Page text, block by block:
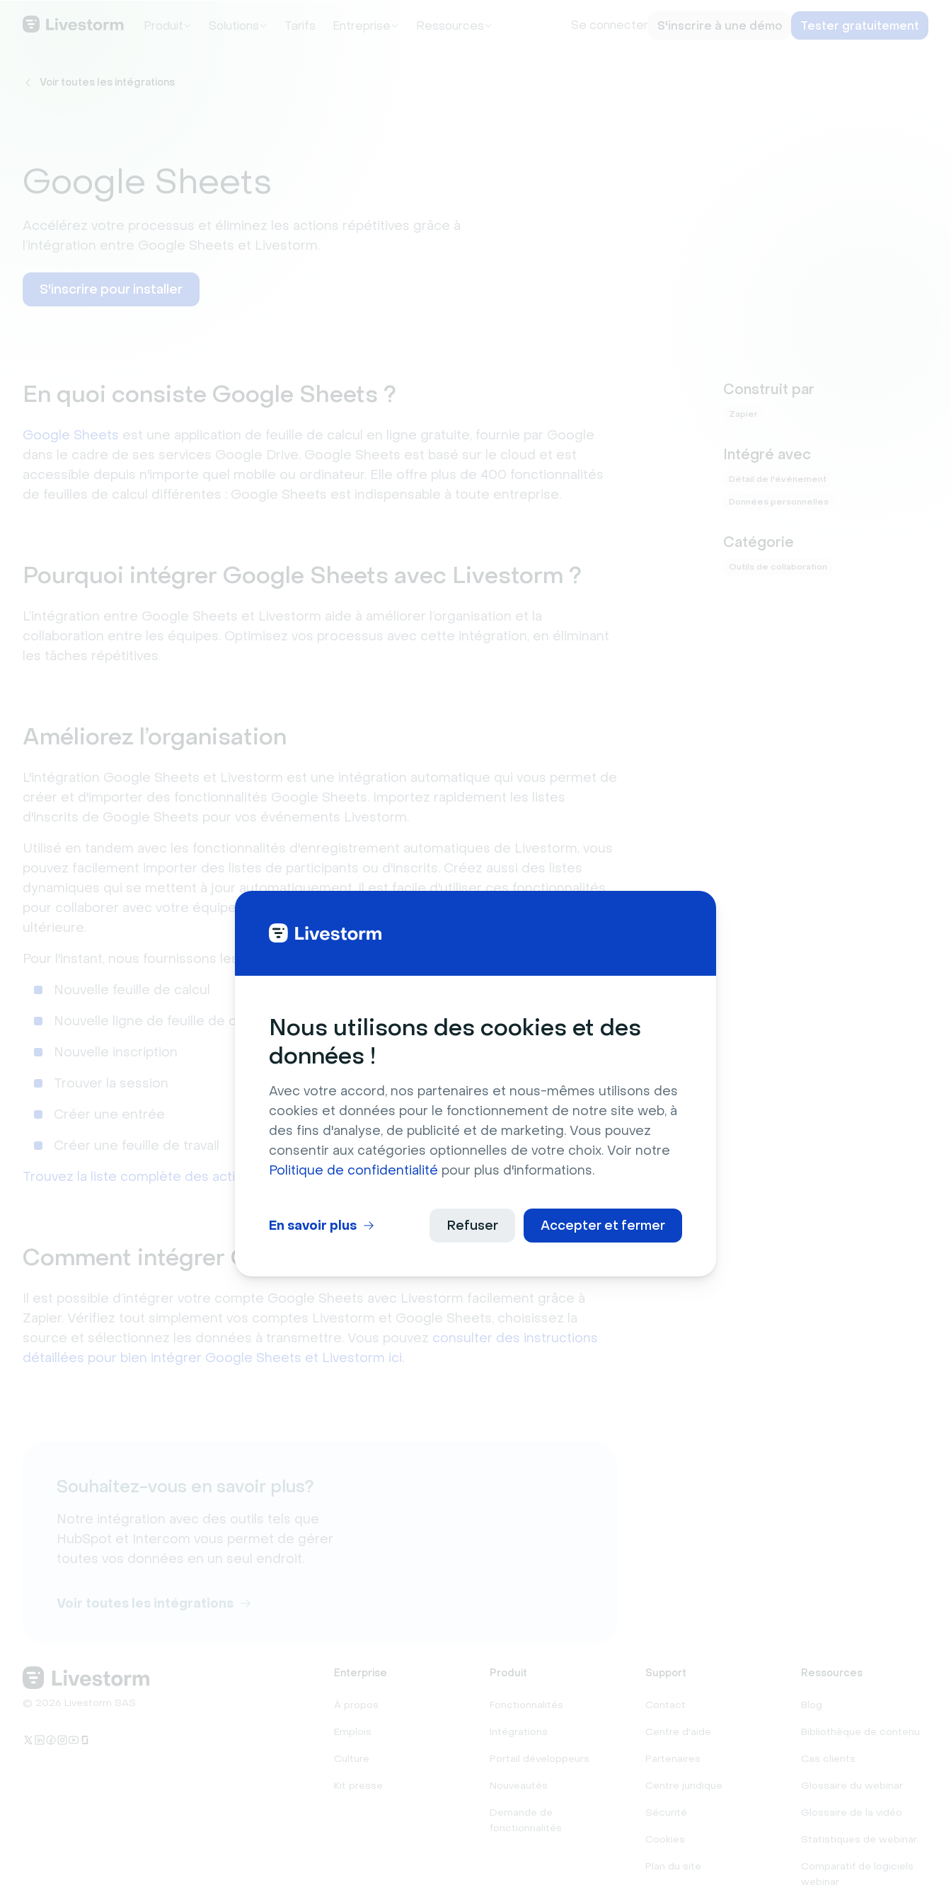
Nous utilisons des cookies et des
données !
Avec votre accord, nos partenaires et nous-mêmes utilisons des
cookies et données pour le fonctionnement de notre site web, à
des fins d'analyse, de publicité et de marketing. Vous pouvez
consentir aux catégories optionnelles de votre choix. Voir notre
Politique de confidentialité pour plus d'informations.
Accepter et fermer
Refuser
En savoir plus
Produit Solutions Tarifs Entreprise Ressources Se connecter S'inscrire à une démo Tester gratuitement
Voir toutes les intégrations
Google Sheets
Accélérez votre processus et éliminez les actions répétitives grâce à
l’intégration entre Google Sheets et Livestorm.
S'inscrire pour installer
En quoi consiste Google Sheets ?
Google Sheets est une application de feuille de calcul en ligne gratuite, fournie par Google
dans le cadre de ses services Google Drive. Google Sheets est basé sur le cloud et est
accessible depuis n'importe quel mobile ou ordinateur. Elle offre plus de 400 fonctionnalités
de feuilles de calcul différentes : Google Sheets est indispensable à toute entreprise.
Pourquoi intégrer Google Sheets avec Livestorm ?
L’intégration entre Google Sheets et Livestorm aide à améliorer l’organisation et la
collaboration entre les équipes. Optimisez vos processus avec cette intégration, en éliminant
les tâches répétitives.
Améliorez l’organisation
L'intégration Google Sheets et Livestorm est une intégration automatique qui vous permet de
créer et d'importer des fonctionnalités Google Sheets. Importez rapidement les listes
d'inscrits de Google Sheets pour vos événements Livestorm.
Utilisé en tandem avec les fonctionnalités d'enregistrement automatiques de Livestorm, vous
pouvez facilement importer des listes de participants ou d'inscrits. Créez aussi des listes
dynamiques qui se mettent à jour automatiquement. Il est facile d'utiliser ces fonctionnalités
pour collaborer avec votre équipe ou sauvegarder des informations pour une consultation
ultérieure.
Pour l'instant, nous fournissons les actions et fonctionnalités suivantes :
Nouvelle feuille de calcul
Nouvelle ligne de feuille de calcul
Nouvelle inscription
Trouver la session
Créer une entrée
Créer une feuille de travail
Trouvez la liste complète des actions et des fonctions ici.
Comment intégrer Google Sheets avec Livestorm ?
Il est possible d’intégrer votre compte Google Sheets avec Livestorm facilement grâce à
Zapier. Vérifiez tout simplement vos comptes Livestorm et Google Sheets, choisissez la
source et sélectionnez les données à transmettre. Vous pouvez consulter des instructions
détaillées pour bien intégrer Google Sheets et Livestorm ici.
Construit par
Zapier
Intégré avec
Détail de l'événement
Données personnelles
Catégorie
Outils de collaboration
Souhaitez-vous en savoir plus?
Notre intégration avec des outils tels que
HubSpot et Intercom vous permet de gérer
toutes vos données en un seul endroit.
Voir toutes les intégrations
© 2026 Livestorm SAS
Enterprise
À propos
Emplois
Culture
Kit presse
Produit
Fonctionnalités
Intégrations
Portail développeurs
Nouveautés
Demande de
fonctionnalités
Support
Contact
Centre d'aide
Partenaires
Centre juridique
Sécurité
Cookies
Plan du site
Ressources
Blog
Bibliothèque de contenu
Cas clients
Glossaire du webinar
Glossaire de la vidéo
Statistiques de webinar
Comparatif de logiciels
webinar